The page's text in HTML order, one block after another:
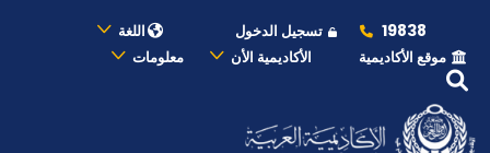
19838 تسجيل الدخول
اللغة
موقع الأكاديمية
الأكاديمية الأن معلومات